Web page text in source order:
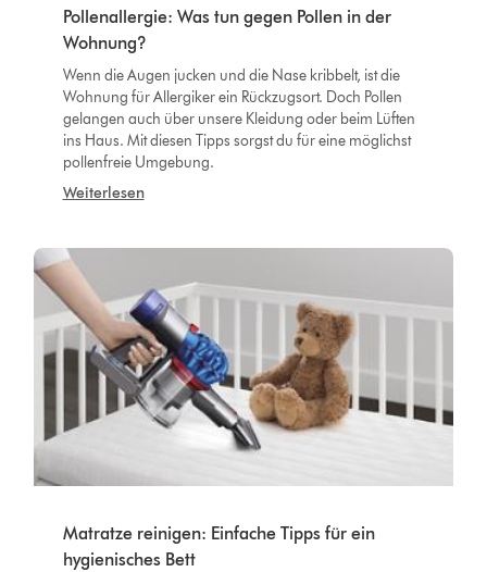
Pollenallergie: Was tun gegen Pollen in der
Wohnung?
Wenn die Augen jucken und die Nase kribbelt, ist die
Wohnung für Allergiker ein Rückzugsort. Doch Pollen
gelangen auch über unsere Kleidung oder beim Lüften
ins Haus. Mit diesen Tipps sorgst du für eine möglichst
pollenfreie Umgebung.
Weiterlesen
Matratze reinigen: Einfache Tipps für ein
hygienisches Bett